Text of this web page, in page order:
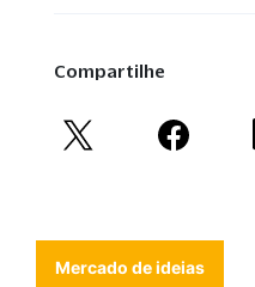
Compartilhe
Mercado de ideias